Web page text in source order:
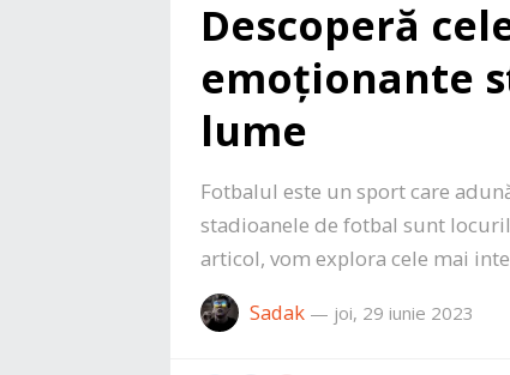
Descoperă
emoționante
lume
Fotbalul este un sport care
stadioanele de fotbal sunt
articol, vom explora cele mai
Sadak — joi, 29 iunie 2023